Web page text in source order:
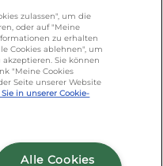
- Tel: +49
/omira.de
/Datenschutz
zulassen", um die
oder auf "Meine
zu erhalten
Cookies ablehnen", um
Sie können
"Meine Cookies
Seite unserer Website
in unserer Cookie-
Alle Cookies